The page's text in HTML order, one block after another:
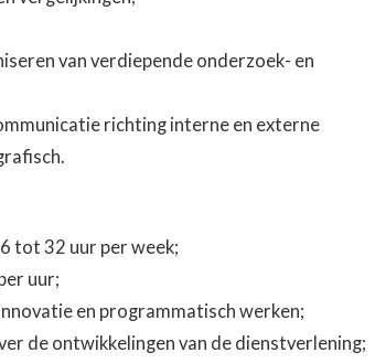
van verdiepende onderzoek- en
richting interne en externe
tot 32 uur per week;
uur;
en programmatisch werken;
de ontwikkelingen van de dienstverlening;